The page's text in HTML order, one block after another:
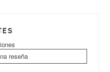
reseña